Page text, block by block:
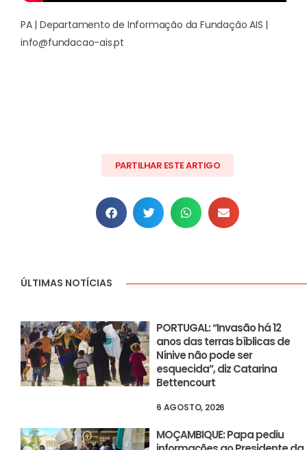
PA | Departamento de Informação da Fundação AIS |
info@fundacao-ais.pt
PARTILHAR ESTE ARTIGO
ÚLTIMAS NOTÍCIAS
PORTUGAL: “Invasão há 12
anos das terras bíblicas de
Nínive não pode ser
esquecida”, diz Catarina
Bettencourt
6 AGOSTO, 2026
MOÇAMBIQUE: Papa pediu